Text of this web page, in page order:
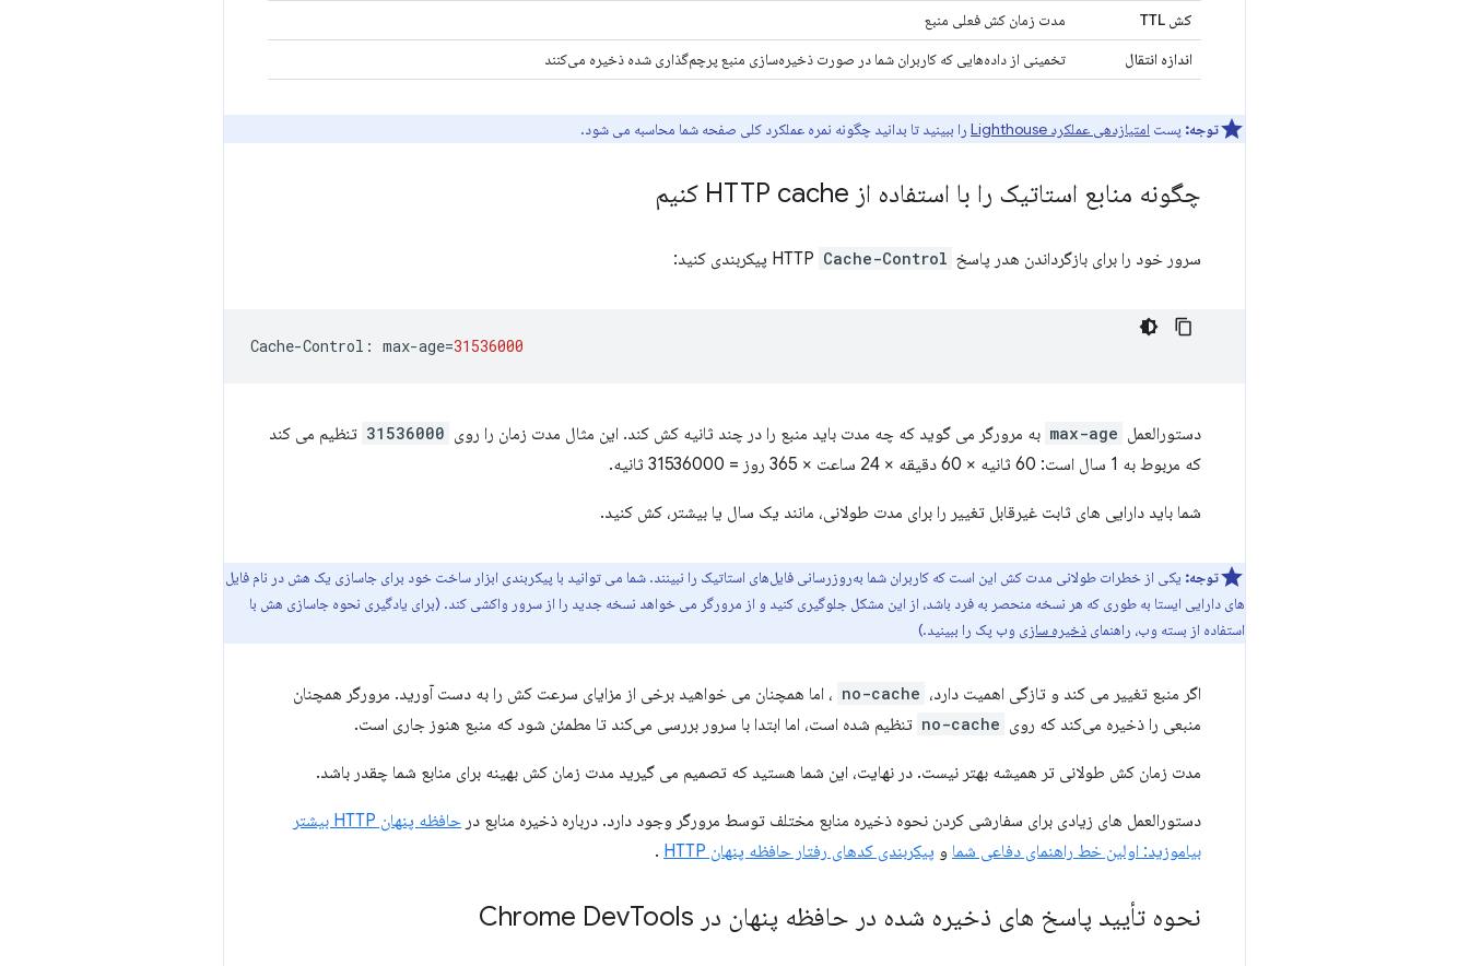
کش TTL
مدت زمان کش فعلی منبع
اندازه انتقال
تخمینی از داده‌هایی که کاربران شما در صورت ذخیره‌سازی منبع پرچم‌گذاری شده ذخیره می‌کنند
توجه: پست امتیازدهی عملکرد Lighthouse را ببینید تا بدانید چگونه نمره عملکرد کلی صفحه شما محاسبه می شود.
چگونه منابع استاتیک را با استفاده از HTTP cache کنیم
سرور خود را برای بازگرداندن هدر پاسخ HTTP Cache-Control پیکربندی کنید:
Cache-Control : max-age=31536000
دستورالعمل max-age به مرورگر می گوید که چه مدت باید منبع را در چند ثانیه کش کند. این مثال مدت زمان را روی 31536000 تنظیم می کند
که مربوط به 1 سال است: 60 ثانیه × 60 دقیقه × 24 ساعت × 365 روز = 31536000 ثانیه.
شما باید دارایی های ثابت غیرقابل تغییر را برای مدت طولانی، مانند یک سال یا بیشتر، کش کنید.
توجه: یکی از خطرات طولانی مدت کش این است که کاربران شما به‌روزرسانی فایل‌های استاتیک را نبینند. شما می توانید با پیکربندی ابزار ساخت خود برای جاسازی یک هش در نام فایل
های دارایی ایستا به طوری که هر نسخه منحصر به فرد باشد، از این مشکل جلوگیری کنید و از مرورگر می خواهد نسخه جدید را از سرور واکشی کند. (برای یادگیری نحوه جاسازی هش با
استفاده از بسته وب، راهنمای ذخیره سازی وب پک را ببینید.)
اگر منبع تغییر می کند و تازگی اهمیت دارد، no-cache ، اما همچنان می خواهید برخی از مزایای سرعت کش را به دست آورید. مرورگر همچنان
منبعی را ذخیره می‌کند که روی no-cache تنظیم شده است، اما ابتدا با سرور بررسی می‌کند تا مطمئن شود که منبع هنوز جاری است.
مدت زمان کش طولانی تر همیشه بهتر نیست. در نهایت، این شما هستید که تصمیم می گیرید مدت زمان کش بهینه برای منابع شما چقدر باشد.
دستورالعمل های زیادی برای سفارشی کردن نحوه ذخیره منابع مختلف توسط مرورگر وجود دارد. درباره ذخیره منابع در
حافظه پنهان HTTP بیشتر
بیاموزید: اولین خط راهنمای دفاعی شما و پیکربندی کدهای رفتار حافظه پنهان HTTP .
نحوه تأیید پاسخ های ذخیره شده در حافظه پنهان در Chrome Dev Tools